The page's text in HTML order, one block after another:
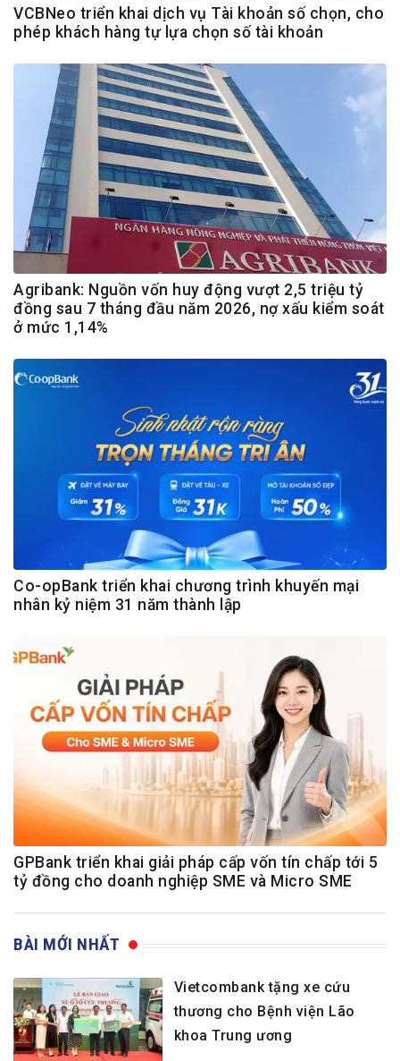
VCBNeo triển khai dịch vụ Tài khoản số chọn, cho
phép khách hàng tự lựa chọn số tài khoản
Agribank: Nguồn vốn huy động vượt 2,5 triệu tỷ
đồng sau 7 tháng đầu năm 2026, nợ xấu kiểm soát
ở mức 1,14%
Co-opBank triển khai chương trình khuyến mại
nhân kỷ niệm 31 năm thành lập
GPBank triển khai giải pháp cấp vốn tín chấp tới 5
tỷ đồng cho doanh nghiệp SME và Micro SME
BÀI MỚI NHẤT
Vietcombank tặng xe cứu
thương cho Bệnh viện Lão
khoa Trung ương